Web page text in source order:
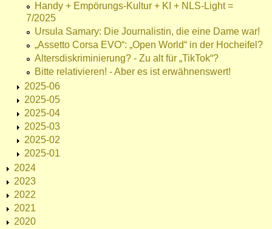
Handy + Empörungs-Kultur + KI + NLS-Light =
7/2025
Ursula Samary: Die Journalistin, die eine Dame war!
„Assetto Corsa EVO“: „Open World“ in der Hocheifel?
Altersdiskriminierung? - Zu alt für „TikTok“?
Bitte relativieren! - Aber es ist erwähnenswert!
2025-06
2025-05
2025-04
2025-03
2025-02
2025-01
2024
2023
2022
2021
2020